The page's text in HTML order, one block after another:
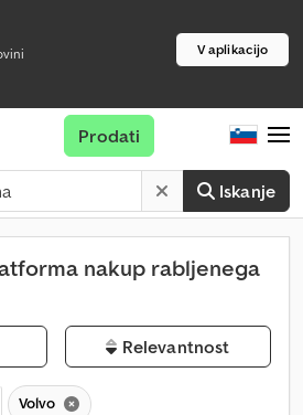
V aplikacijo
Iskanje
Prodati
nakup rabljenega
Relevantnost
Volvo